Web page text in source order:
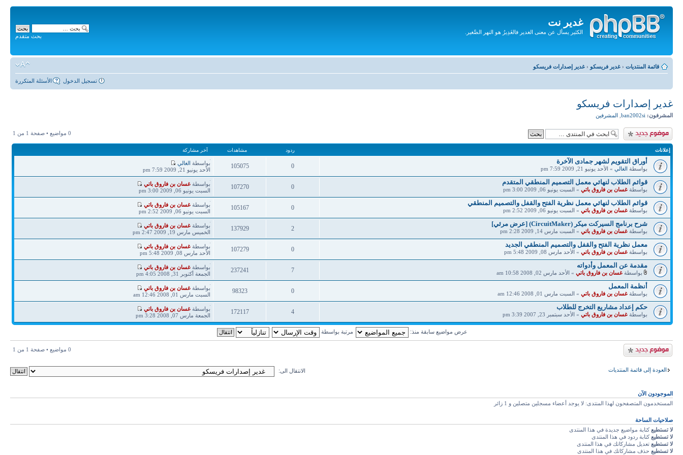
غدير نت
الكثير يسأل عن معنى الغدير فالغَدِيرُ هو النهر الصَّغير.
المحتويات
بحث متقدم
قائمة المنتديات ‹ غدير فريسكو ‹ غدير إصدارات فريسكو
الأسئلة المتكررة تسجيل الدخول
غدير إصدارات فريسكو
المشرفون: ban2002si المشرفين
إضافة موضوع جديد 0 مواضيع • صفحة 1 من 1
إعلانات ردود مشاهدات آخر مشاركة
أوراق التقويم لشهر جمادى الآخرة
بواسطة الغالي » الأحد يونيو 21, 2009 7:59 pm
0
ردود
105075
مشاهدات
آخر
مشاركة
بواسطة الغالي
الأحد يونيو 21, 2009 7:59 pm
قوائم الطلاب لنهائي معمل التصميم المنطقي المتقدم
بواسطة غسان بن فاروق باتي » السبت يونيو 06, 2009 3:00 pm
0
ردود
107270
مشاهدات
آخر
مشاركة
بواسطة غسان بن فاروق باتي
السبت يونيو 06, 2009 3:00 pm
قوائم الطلاب لنهائي معمل نظرية الفتح والقفل والتصميم المنطقي
بواسطة غسان بن فاروق باتي » السبت يونيو 06, 2009 2:52 pm
0
ردود
105167
مشاهدات
آخر
مشاركة
بواسطة غسان بن فاروق باتي
السبت يونيو 06, 2009 2:52 pm
شرح برنامج السيركت ميكر (CircuitMaker) [عرض مرئي]
بواسطة غسان بن فاروق باتي » السبت مارس 14, 2009 2:28 pm
2
ردود
137929
مشاهدات
آخر
مشاركة
بواسطة غسان بن فاروق باتي
الخميس مارس 19, 2009 2:47 pm
معمل نظرية الفتح والقفل والتصميم المنطقي الجديد
بواسطة غسان بن فاروق باتي » الأحد مارس 08, 2009 5:48 pm
0
ردود
107279
مشاهدات
آخر
مشاركة
بواسطة غسان بن فاروق باتي
الأحد مارس 08, 2009 5:48 pm
مقدمة عن المعمل وأدواته
بواسطة غسان بن فاروق باتي » الأحد مارس 02, 2008 10:58 am
7
ردود
237241
مشاهدات
آخر
مشاركة
بواسطة غسان بن فاروق باتي
الجمعة أكتوبر 31, 2008 4:05 pm
أنظمة المعمل
بواسطة غسان بن فاروق باتي » السبت مارس 01, 2008 12:46 am
0
ردود
98323
مشاهدات
آخر
مشاركة
بواسطة غسان بن فاروق باتي
السبت مارس 01, 2008 12:46 am
حكم إعداد مشاريع التخرج للطلاب
بواسطة غسان بن فاروق باتي » الأحد سبتمبر 23, 2007 3:39 pm
4
ردود
172117
مشاهدات
آخر
مشاركة
بواسطة غسان بن فاروق باتي
الجمعة مارس 07, 2008 3:28 pm
عرض مواضيع سابقة منذ: مرتبة بواسطة
إضافة موضوع جديد 0 مواضيع • صفحة 1 من 1
العودة إلى قائمة المنتديات الانتقال الى:
الموجودون الآن
المستخدمون المتصفحون لهذا المنتدى: لا يوجد أعضاء مسجلين متصلين و 1 زائر
صلاحيات الساحة
لا تستطيع كتابة مواضيع جديدة في هذا المنتدى
لا تستطيع كتابة ردود في هذا المنتدى
لا تستطيع تعديل مشاركاتك في هذا المنتدى
لا تستطيع حذف مشاركاتك في هذا المنتدى